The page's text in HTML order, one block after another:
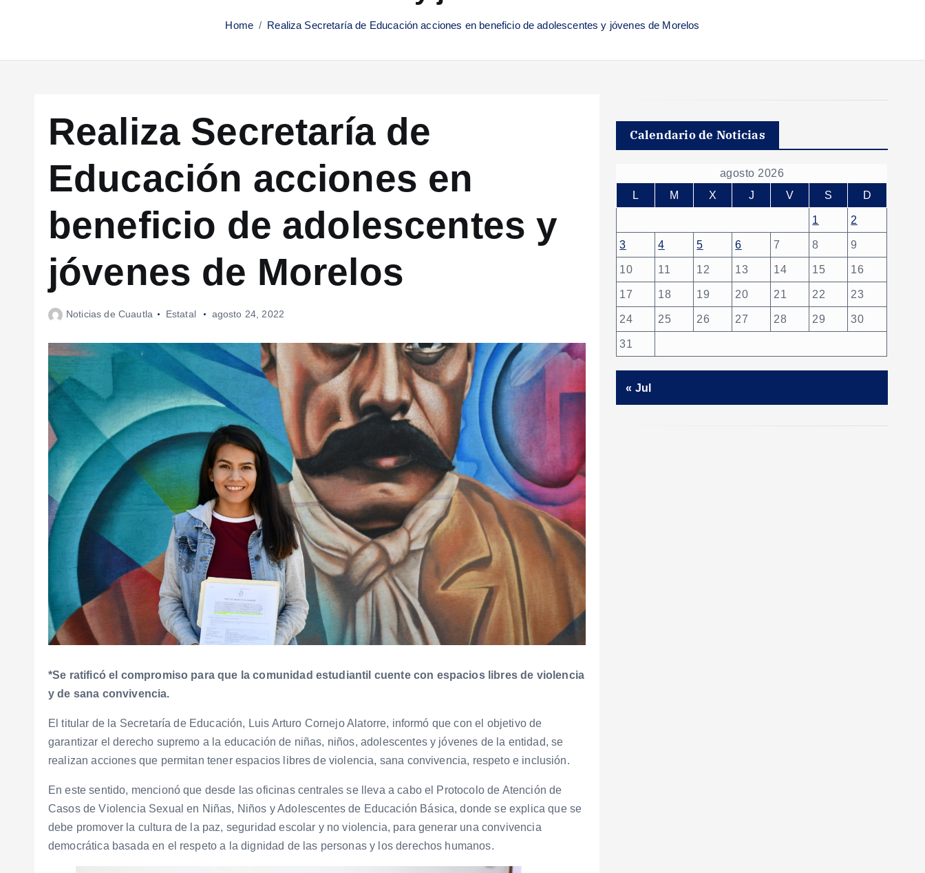
Home Realiza Secretaría de Educación acciones en beneficio de adolescentes y jóvenes de Morelos
Realiza Secretaría de
Educación acciones en
beneficio de adolescentes y
jóvenes de Morelos
Noticias de Cuautla Estatal agosto 24, 2022
*Se ratificó el compromiso para que la comunidad estudiantil cuente con espacios libres de violencia
y de sana convivencia.
El titular de la Secretaría de Educación, Luis Arturo Cornejo Alatorre, informó que con el objetivo de
garantizar el derecho supremo a la educación de niñas, niños, adolescentes y jóvenes de la entidad, se
realizan acciones que permitan tener espacios libres de violencia, sana convivencia, respeto e inclusión.
En este sentido, mencionó que desde las oficinas centrales se lleva a cabo el Protocolo de Atención de
Casos de Violencia Sexual en Niñas, Niños y Adolescentes de Educación Básica, donde se explica que se
debe promover la cultura de la paz, seguridad escolar y no violencia, para generar una convivencia
democrática basada en el respeto a la dignidad de las personas y los derechos humanos.
Calendario de Noticias
agosto 2026
L
M X J V S D
1 2
3 4 5 6 7 8 9
10 11 12 13 14 15 16
17 18 19 20 21 22 23
24 25 26 27 28 29 30
31
« Jul